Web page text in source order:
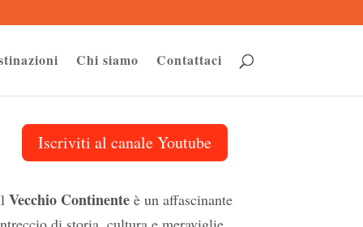
Chi siamo Contattaci
Iscriviti al canale Youtube
Vecchio Continenteè un affascinante